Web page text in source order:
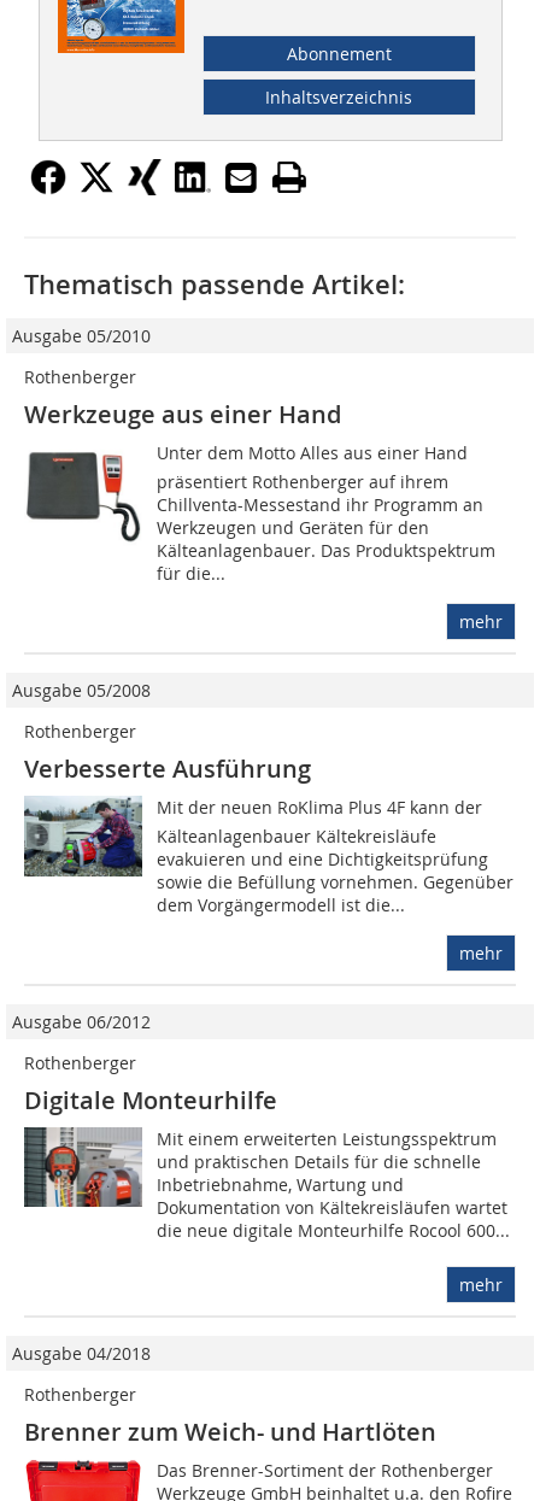
Abonnement
Inhaltsverzeichnis
Thematisch passende Artikel:
Ausgabe 05/2010
Rothenberger
Werkzeuge aus einer Hand
Unter dem Motto Alles aus einer Hand
präsentiert Rothenberger auf ihrem
Chillventa-Messestand ihr Programm an
Werkzeugen und Geräten für den
Kälteanlagenbauer. Das Produktspektrum
für die...
mehr
Ausgabe 05/2008
Rothenberger
Verbesserte Ausführung
Mit der neuen RoKlima Plus 4F kann der
Kälteanlagenbauer Kältekreisläufe
evakuieren und eine Dichtigkeitsprüfung
sowie die Befüllung vornehmen. Gegenüber
dem Vorgängermodell ist die...
mehr
Ausgabe 06/2012
Rothenberger
Digitale Monteurhilfe
Mit einem erweiterten Leistungsspektrum
und praktischen Details für die schnelle
Inbetriebnahme, Wartung und
Dokumentation von Kältekreisläufen wartet
die neue digitale Monteurhilfe Rocool 600...
mehr
Ausgabe 04/2018
Rothenberger
Brenner zum Weich- und Hartlöten
Das Brenner-Sortiment der Rothenberger
Werkzeuge GmbH beinhaltet u.a. den Rofire